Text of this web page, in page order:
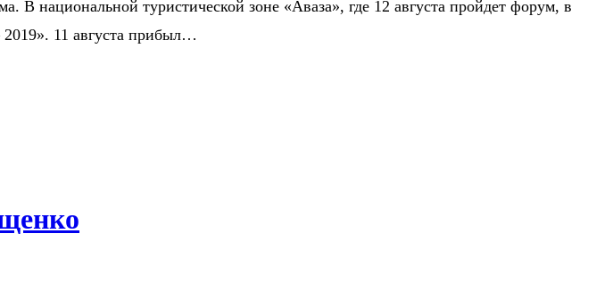
В национальной туристической зоне «Аваза», где 12 августа пройдет форум, в
2019». 11 августа прибыл…